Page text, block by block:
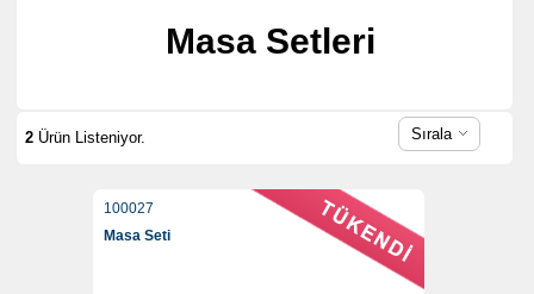
Masa Setleri
2Ürün Listeniyor. Sırala
100027
Masa Seti